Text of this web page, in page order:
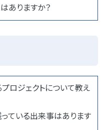
ありますか？
ロジェクトについて教え
ている出来事はあります